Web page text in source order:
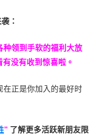
：
种领到手软的福利大放
没有收到惊喜啦。
在正是你加入的最好时
” 了解更多活跃新朋友限